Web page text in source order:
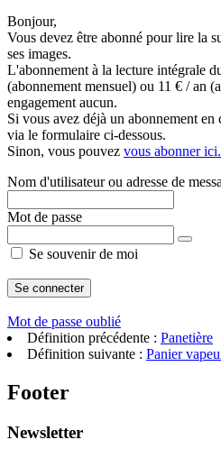
Bonjour,
Vous devez être abonné pour lire la
ses images.
L'abonnement à la lecture intégrale
(abonnement mensuel) ou 11 € / an
engagement aucun.
Si vous avez déjà un abonnement
via le formulaire ci-dessous.
Sinon, vous pouvez vous abonner ici.
Nom d'utilisateur ou adresse de
Mot de passe
Se souvenir de moi
Mot de passe oublié
Définition précédente : Panetière
Définition suivante : Panier
Footer
Newsletter